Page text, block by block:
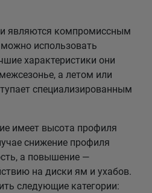
являются компромиссным
использовать
характеристики они
а летом или
специализированным
имеет высота профиля
снижение профиля
а повышение —
на диски ям и ухабов.
следующие категории: